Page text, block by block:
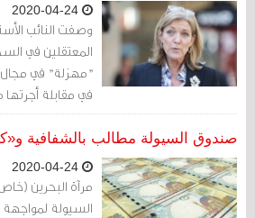
التجار.
وصفت النائب
المعتقلين في
"مهزلة" في مجال
في مقابلة
معهد الخليج
إنه "حتى من دون
يعد هذا الأمر
العالم".
صندوق السيولة مطالب بالشفافية
مرآة البحرين
السيولة لمواجهة